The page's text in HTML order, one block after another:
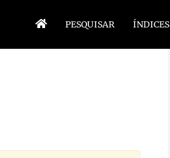
PESQUISAR ÍNDICES